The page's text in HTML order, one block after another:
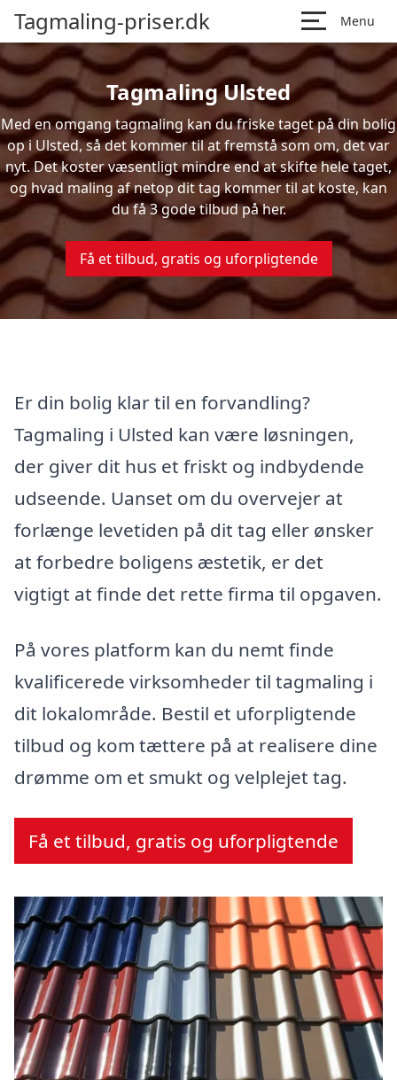
Tagmaling-priser.dk Menu
Tagmaling Ulsted
Med en omgang tagmaling kan du friske taget på din bolig
op i Ulsted, så det kommer til at fremstå som om, det var
nyt. Det koster væsentligt mindre end at skifte hele taget,
og hvad maling af netop dit tag kommer til at koste, kan
du få 3 gode tilbud på her.
Få et tilbud, gratis og uforpligtende
Er din bolig klar til en forvandling?
Tagmaling i Ulsted kan være løsningen,
der giver dit hus et friskt og indbydende
udseende. Uanset om du overvejer at
forlænge levetiden på dit tag eller ønsker
at forbedre boligens æstetik, er det
vigtigt at finde det rette firma til opgaven.
På vores platform kan du nemt finde
kvalificerede virksomheder til tagmaling i
dit lokalområde. Bestil et uforpligtende
tilbud og kom tættere på at realisere dine
drømme om et smukt og velplejet tag.
Få et tilbud, gratis og uforpligtende